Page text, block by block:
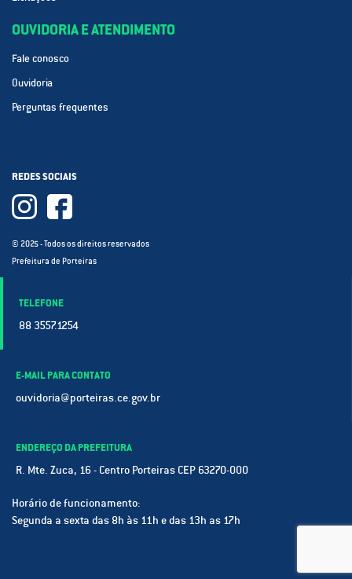
OUVIDORIA E ATENDIMENTO
Fale conosco
Ouvidoria
Perguntas frequentes
REDES SOCIAIS
© 2025 - Todos os direitos reservados
Prefeitura de Porteiras
TELEFONE
88 3557.1254
E-MAIL PARA CONTATO
ouvidoria@porteiras.ce.gov.br
ENDEREÇO DA PREFEITURA
R. Mte. Zuca, 16 - Centro Porteiras CEP 63270-000
Horário de funcionamento:
Segunda a sexta das 8h às 11h e das 13h as 17h